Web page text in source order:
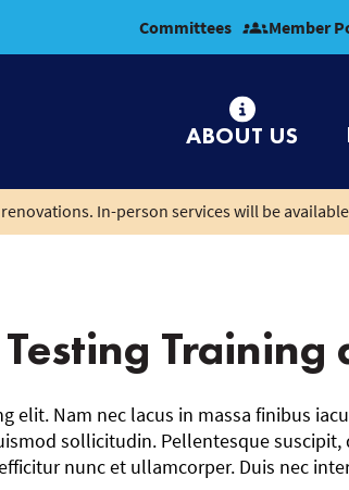
Committees Member
ABOUT US
In-person services will be
Testing Training
elit. Nam nec lacus in massa finibus
sollicitudin. Pellentesque
nunc et ullamcorper. Duis nec